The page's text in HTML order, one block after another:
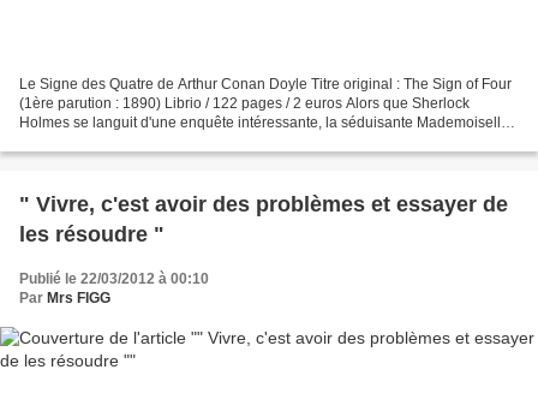
Le Signe des Quatre de Arthur Conan Doyle Titre original : The Sign of Four
(1ère parution : 1890) Librio / 122 pages / 2 euros Alors que Sherlock
Holmes se languit d'une enquête intéressante, la séduisante Mademoiselle
" Vivre, c'est avoir des problèmes et essayer de
les résoudre "
Publié le 22/03/2012 à 00:10
Par Mrs FIGG